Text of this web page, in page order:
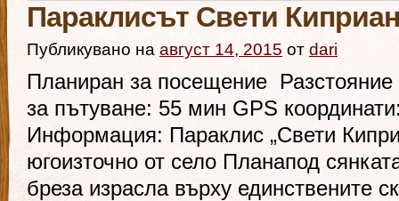
Параклисът Свети Киприан
Публикувано на август 14, 2015 от dari
Планиран за посещение
за пътуване: 55 мин GPS
Информация: Параклис „Свети
югоизточно от село Планапод
бреза израсла върху единствените